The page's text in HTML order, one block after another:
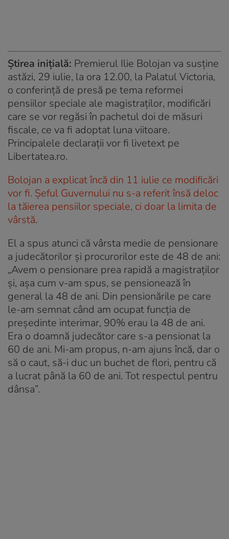
Știrea inițială: Premierul Ilie Bolojan va susține
astăzi, 29 iulie, la ora 12.00, la Palatul Victoria,
o conferință de presă pe tema reformei
pensiilor speciale ale magistraților, modificări
care se vor regăsi în pachetul doi de măsuri
fiscale, ce va fi adoptat luna viitoare.
Principalele declarații vor fi livetext pe
Libertatea.ro.
Bolojan a explicat încă din 11 iulie ce modificări
vor fi. Șeful Guvernului nu s-a referit însă deloc
la tăierea pensiilor speciale, ci doar la limita de
vârstă.
El a spus atunci că vârsta medie de pensionare
a judecătorilor și procurorilor este de 48 de ani:
„Avem o pensionare prea rapidă a magistraților
și, așa cum v-am spus, se pensionează în
general la 48 de ani. Din pensionările pe care
le-am semnat când am ocupat funcția de
președinte interimar, 90% erau la 48 de ani.
Era o doamnă judecător care s-a pensionat la
60 de ani. Mi-am propus, n-am ajuns încă, dar o
să o caut, să-i duc un buchet de flori, pentru că
a lucrat până la 60 de ani. Tot respectul pentru
dânsa”.